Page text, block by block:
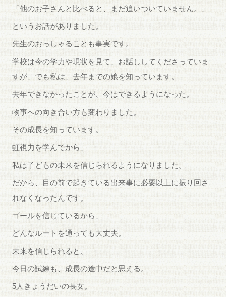
「他のお子さんと比べると、まだ追いついていません。」
というお話がありました。
先生のおっしゃることも事実です。
学校は今の学力や現状を見て、お話ししてくださっていま
すが、でも私は、去年までの娘を知っています。
去年できなかったことが、今はできるようになった。
物事への向き合い方も変わりました。
その成長を知っています。
虹視力を学んでから、
私は子どもの未来を信じられるようになりました。
だから、目の前で起きている出来事に必要以上に振り回さ
れなくなったんです。
ゴールを信じているから、
どんなルートを通っても大丈夫。
未来を信じられると、
今日の試練も、成長の途中だと思える。
5人きょうだいの長女。